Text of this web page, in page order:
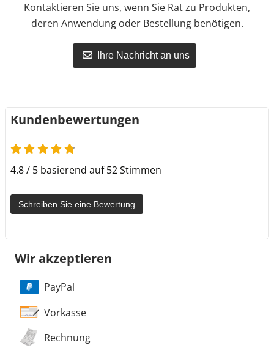
Kontaktieren Sie uns, wenn Sie Rat zu Produkten,
deren Anwendung oder Bestellung benötigen.
Ihre Nachricht an uns
Kundenbewertungen
4.8 von 5
4.8 / 5 basierend auf 52 Stimmen
Schreiben Sie eine Bewertung
Wir akzeptieren
PayPal
Vorkasse
Rechnung